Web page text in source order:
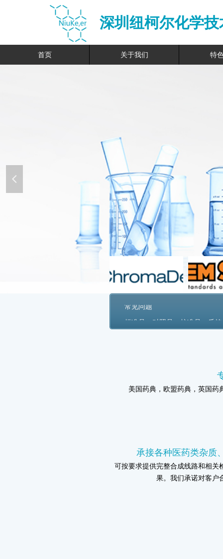
深圳纽柯尔化学
首页 关于我们 特
넳
美国药典常见问题
常见问题
标准品、对照品、校准品、质
北京将建金字塔型医疗体系 大
风头正旺，移动医疗缘何飞不起
我国日益成世界药品“加工厂”
新药磷酸左奥硝唑酯二钠获批
全球原研药品的一次性进口代
新GMP落下第一道帷幕 医药行
药审中心：仿制药研发中的几
美国药典，欧盟药典，英国药
承接各种医药类杂质
可按要求提供完整合成线路和相关
果。我们承诺对客户